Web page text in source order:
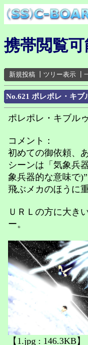
携帯閲覧
新規投稿 ツリー表示
No.621 ポレポレ・キ
ポレポレ・キブル
コメント：
初めての御依頼、
シーンは「気象兵
象兵器的な意味で
飛ぶメカのほうに
ＵＲＬの方に大き
ー。
【1.jpg : 146.3KB】